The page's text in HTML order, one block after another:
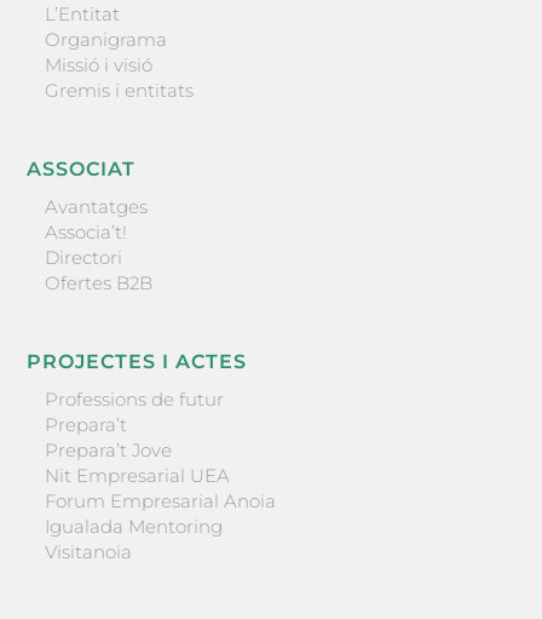
L’Entitat
Organigrama
Missió i visió
Gremis i entitats
ASSOCIAT
Avantatges
Associa’t!
Directori
Ofertes B2B
PROJECTES I ACTES
Professions de futur
Prepara’t
Prepara’t Jove
Nit Empresarial UEA
Forum Empresarial Anoia
Igualada Mentoring
Visitanoia